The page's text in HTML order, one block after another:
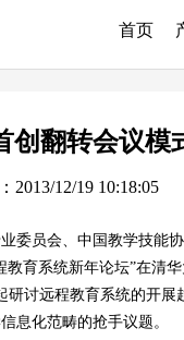
首页
创翻转会议模
2013/12/19 10:18:05
委员会、中国教学技能
育系统新年论坛”在清
研讨远程教育系统的开
息化范畴的抢手议题。